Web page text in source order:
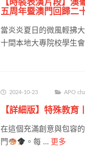
【時裝表演片段】
五周年暨澳門回歸二
當炎炎夏日的微風輕拂
十間本地大專院校學生
2024-10-23 APO
【詳細版】特殊教育
在這個充滿創意與包容
門
。每 … 更多